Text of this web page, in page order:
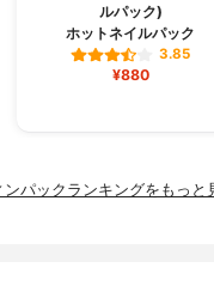
ルパック)
ホットネイルパック
3.85
¥880
ンパックランキングをもっと